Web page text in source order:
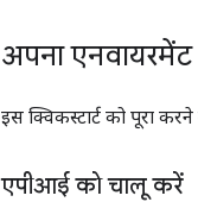
अपना
इस क्विकस्टार्ट को पूरा
एपीआई को चालू करें